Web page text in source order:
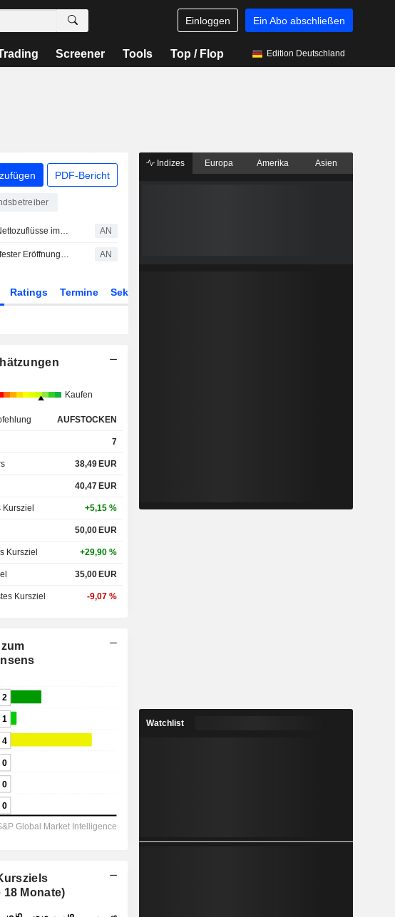
Einloggen Ein Abo abschließen
Screener Tools Top / Flop Edition Deutschland
PDF-Bericht
Azimut Holding steigert Nettozuflüsse im Juli auf EUR1,1 Mrd. AN
Europäische Börsen vor fester Eröffnung; Fokus auf Inflation AN
Ratings Termine Sektor
Kaufen
AUFSTOCKEN
7
38,49 EUR
40,47 EUR
+5,15 %
50,00 EUR
Kursziel +29,90 %
35,00 EUR
Kursziel -9,07 %
18 Monate)
Indizes Europa Amerika Asien
Watchlist